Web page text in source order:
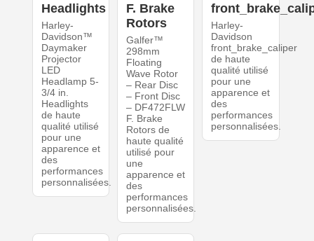
Headlights
Harley-
Davidson™
Daymaker
Projector
LED
Headlamp 5-
3/4 in.
Headlights
de haute
qualité utilisé
pour une
apparence et
des
performances
personnalisées.
F. Brake
Rotors
Galfer™
298mm
Floating
Wave Rotor
– Rear Disc
– Front Disc
– DF472FLW
F. Brake
Rotors de
haute qualité
utilisé pour
une
apparence et
des
performances
personnalisées.
Harley-
Davidson
front_brake_caliper
de haute
qualité utilisé
pour une
apparence et
des
performances
personnalisées.